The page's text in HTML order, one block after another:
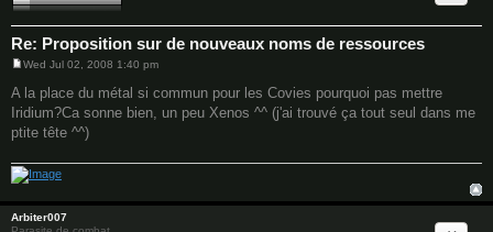
Re: Proposition sur de nouveaux noms de ressources
o
s
t
Wed Jul 02, 2008 1:40 pm
A la place du métal si commun pour les Covies pourquoi pas mettre
Iridium?Ca sonne bien, un peu Xenos ^^ (j'ai trouvé ça tout seul dans me
ptite tête ^^)
Arbiter007